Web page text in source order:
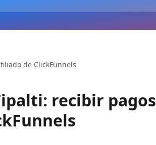
de ClickFunnels
recibir pagos